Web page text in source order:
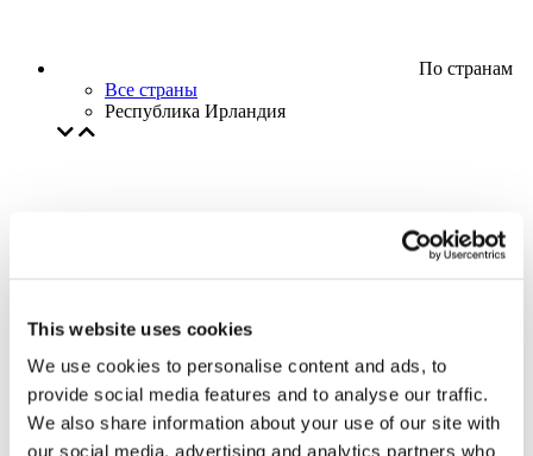
This website uses cookies
We use cookies to personalise content and ads, to
provide social media features and to analyse our traffic.
We also share information about your use of our site with
our social media, advertising and analytics partners who
По странам
Все страны
Республика Ирландия